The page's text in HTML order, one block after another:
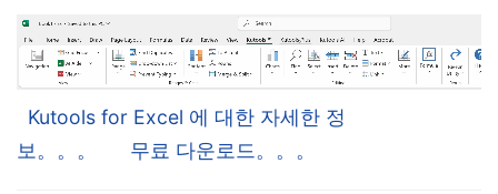
Kutools for Excel 에 대한 자세한 정
보。。。
무료 다운로드。。。